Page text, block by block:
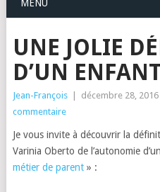
MENU
UNE JOLIE
D’UN
Jean-François décembre 28, 2016
commentaire
Je vous invite à découvrir la
Varinia Oberto de l’autonomie
métier de parent» :